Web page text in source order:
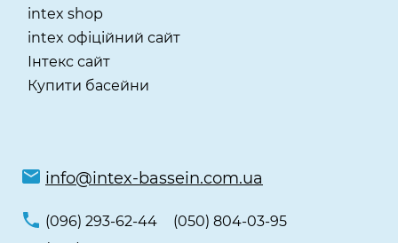
intex shop
intex офіційний сайт
Інтекс сайт
Купити басейни
info@intex-bassein.com.ua
(096) 293-62-44
(050) 804-03-95